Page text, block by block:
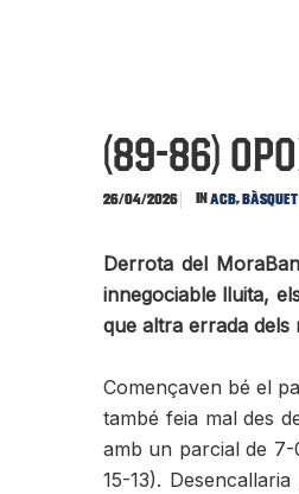
(89-86)
26/04/2026 InACB,
Derrota del
innegociable lluita,
que altra errada dels
Començaven bé el
també feia mal des
amb un parcial de
15-13).